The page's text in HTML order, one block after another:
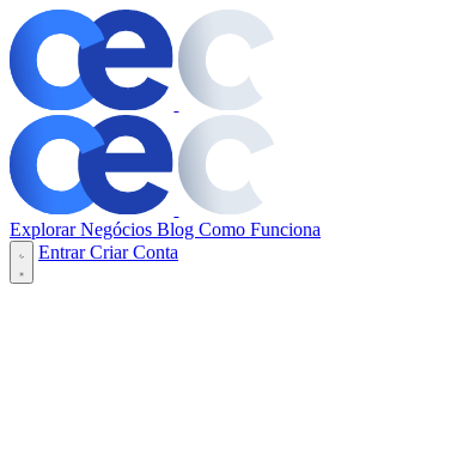
Explorar Negócios Blog Como Funciona
EntrarCriar Conta